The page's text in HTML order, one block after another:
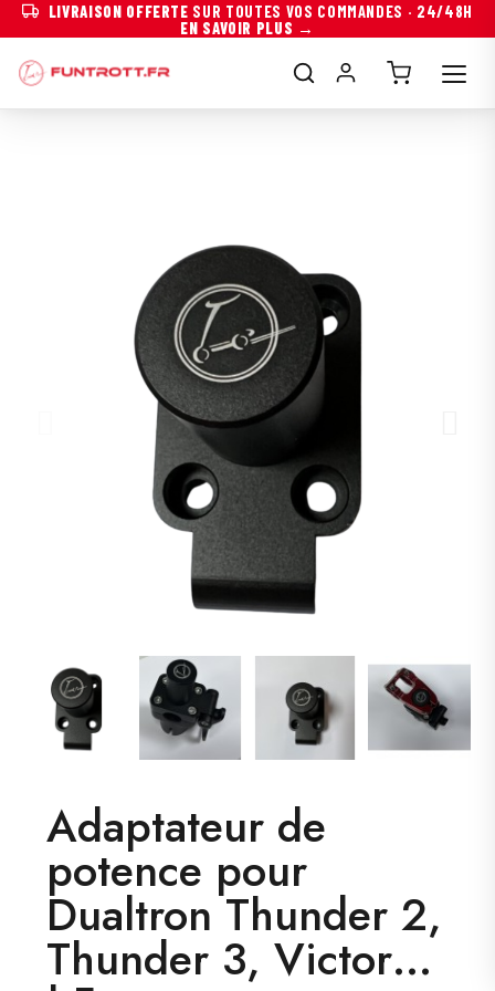
LIVRAISON OFFERTE SUR TOUTES VOS COMMANDES · 24/48H
EN SAVOIR PLUS →
Adaptateur de
potence pour
Dualtron Thunder 2,
Thunder 3, Victor…